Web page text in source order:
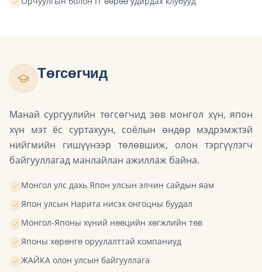
Төгсөгчид
Манай сургуулийн төгсөгчид зөв монгол хүн, япон
хүн мэт ёс суртахуун, соёлын өндөр мэдрэмжтэй
нийгмийн гишүүнээр төлөвшиж, олон тэргүүлэгч
байгууллагад манлайлан ажиллаж байна.
Монгол улс дахь Япон улсын элчин сайдын яам
Япон улсын Нарита нисэх онгоцны буудал
Монгол-Японы хүний нөөцийн хөгжлийн төв
Японы хөрөнгө оруулалттай компаниуд
ЖАЙКА олон улсын байгууллага